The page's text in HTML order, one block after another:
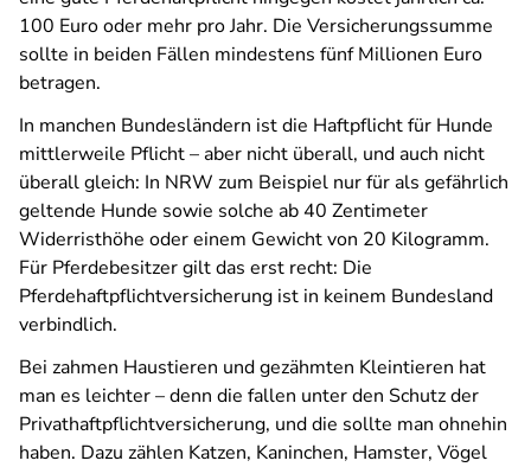
100 Euro oder mehr pro Jahr. Die Versicherungssumme
sollte in beiden Fällen mindestens fünf Millionen Euro
betragen.
In manchen Bundesländern ist die Haftpflicht für Hunde
mittlerweile Pflicht – aber nicht überall, und auch nicht
überall gleich: In NRW zum Beispiel nur für als gefährlich
geltende Hunde sowie solche ab 40 Zentimeter
Widerristhöhe oder einem Gewicht von 20 Kilogramm.
Für Pferdebesitzer gilt das erst recht: Die
Pferdehaftpflichtversicherung ist in keinem Bundesland
verbindlich.
Bei zahmen Haustieren und gezähmten Kleintieren hat
man es leichter – denn die fallen unter den Schutz der
Privathaftpflichtversicherung, und die sollte man ohnehin
haben. Dazu zählen Katzen, Kaninchen, Hamster, Vögel